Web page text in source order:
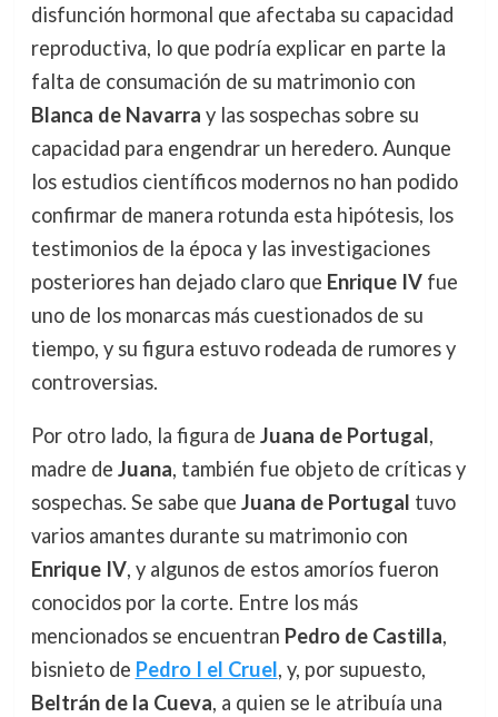
disfunción hormonal que afectaba su capacidad
reproductiva, lo que podría explicar en parte la
falta de consumación de su matrimonio con
Blanca de Navarra y las sospechas sobre su
capacidad para engendrar un heredero. Aunque
los estudios científicos modernos no han podido
confirmar de manera rotunda esta hipótesis, los
testimonios de la época y las investigaciones
posteriores han dejado claro que Enrique IVfue
uno de los monarcas más cuestionados de su
tiempo, y su figura estuvo rodeada de rumores y
controversias.
Por otro lado, la figura de Juana de Portugal,
madre de Juana, también fue objeto de críticas y
sospechas. Se sabe que Juana de Portugal tuvo
varios amantes durante su matrimonio con
Enrique IV, y algunos de estos amoríos fueron
conocidos por la corte. Entre los más
mencionados se encuentran Pedro de Castilla,
bisnieto de Pedro I el Cruel, y, por supuesto,
Beltrán de la Cueva, a quien se le atribuía una